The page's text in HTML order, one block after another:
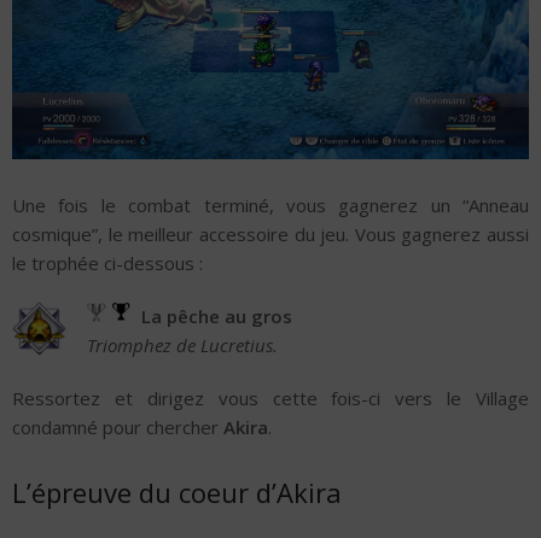
Une fois le combat terminé, vous gagnerez un “Anneau
cosmique”, le meilleur accessoire du jeu. Vous gagnerez aussi
le trophée ci-dessous :
La pêche au gros
Triomphez de Lucretius.
Ressortez et dirigez vous cette fois-ci vers le Village
condamné pour chercher Akira.
L’épreuve du coeur d’Akira